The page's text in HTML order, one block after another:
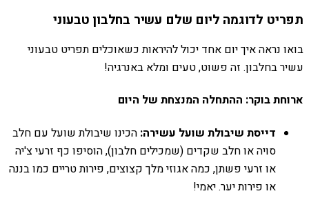
תפריט לדוגמה ליום שלם עשיר בחלבון טבעוני
בואו נראה איך יום אחד יכול להיראות כשאוכלים תפריט טבעוני
עשיר בחלבון. זה פשוט, טעים ומלא באנרגיה!
ארוחת בוקר: ההתחלה המנצחת של היום
דייסת שיבולת שועל עשירה: הכינו שיבולת שועל עם חלב
סויה או חלב שקדים (שמכילים חלבון), הוסיפו כף זרעי צ'יה
או זרעי פשתן, כמה אגוזי מלך קצוצים, פירות טריים כמו בננה
או פירות יער. יאמי!